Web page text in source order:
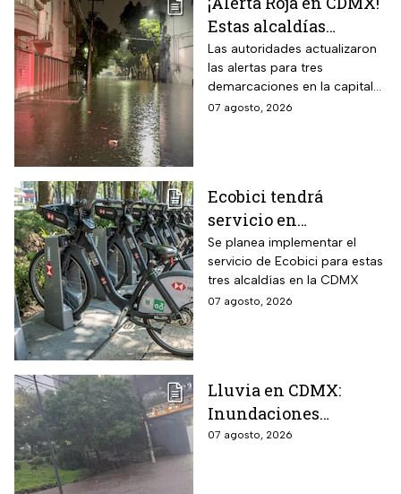
Estas alcaldías
registran lluvias
intensas e
inundaciones este
viernes 7 de agosto
Las autoridades actualizaron
las alertas para tres
demarcaciones en la capital
del país por las intensas
07 agosto, 2026
Ecobici tendrá
servicio en
Iztapalapa, Tlalpan e
Iztacalco; preparan
nuevas estaciones
Se planea implementar el
servicio de Ecobici para estas
tres alcaldías en la CDMX
07 agosto, 2026
Lluvia en CDMX:
Inundaciones
colapsan Periférico
07 agosto, 2026